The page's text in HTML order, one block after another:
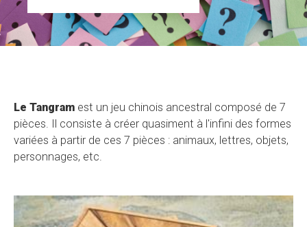
Le Tangram est un jeu chinois ancestral composé de 7
pièces. Il consiste à créer quasiment à l'infini des formes
variées à partir de ces 7 pièces : animaux, lettres, objets,
personnages, etc.